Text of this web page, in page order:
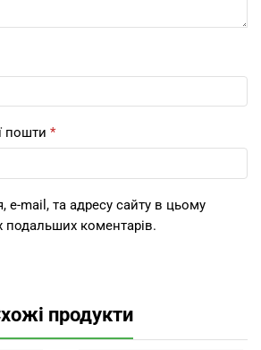
пошти *
e-mail, та адресу сайту в цьому
подальших коментарів.
продукти